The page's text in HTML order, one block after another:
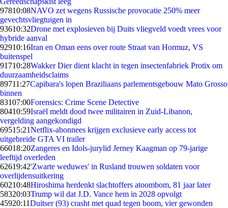
97810:08NAVO zet wegens Russische provocatie 250% meer
gevechtsvliegtuigen in
93610:32Drone met explosieven bij Duits vliegveld voedt vrees voor
hybride aanval
92910:16Iran en Oman eens over route Straat van Hormuz, VS
buitenspel
91710:28Wakker Dier dient klacht in tegen insectenfabriek Protix om
duurzaamheidsclaims
89711:27Capibara's lopen Braziliaans parlementsgebouw Mato Grosso
binnen
83107:00Forensics: Crime Scene Detective
80410:59Israël meldt dood twee militairen in Zuid-Libanon,
vergelding aangekondigd
69515:21Netflix-abonnees krijgen exclusieve early access tot
uitgebreide GTA VI trailer
66018:20Zangeres en Idols-jurylid Jerney Kaagman op 79-jarige
leeftijd overleden
62619:42'Zwarte weduwes' in Rusland trouwen soldaten voor
overlijdensuitkering
60210:48Hiroshima herdenkt slachtoffers atoombom, 81 jaar later
58320:03Trump wil dat J.D. Vance hem in 2028 opvolgt
45920:11Duitser (93) crasht met quad tegen boom, vier gewonden